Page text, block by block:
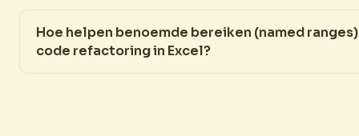
Hoe helpen benoemde bereiken (named
code refactoring in Excel?